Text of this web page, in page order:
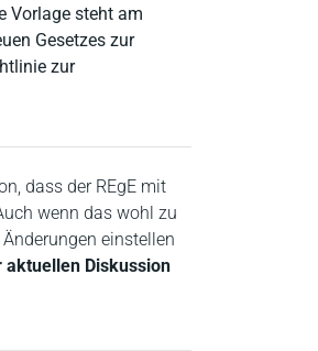
Vorlage steht am
Gesetzes zur
zur
dass der REgE mit
wenn das wohl zu
einstellen
Diskussion